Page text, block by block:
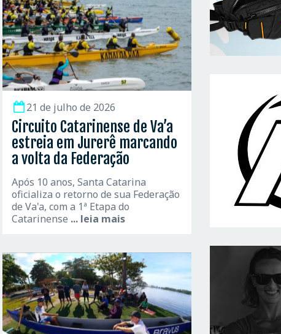
21 de julho de 2026
Circuito Catarinense de Va’a
estreia em Jurerê marcando
a volta da Federação
Após 10 anos, Santa Catarina
oficializa o retorno de sua Federação
de Va'a, com a 1ª Etapa do
Catarinense ... leia mais